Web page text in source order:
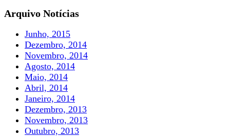
Arquivo Notícias
Junho, 2015
Dezembro, 2014
Novembro, 2014
Agosto, 2014
Maio, 2014
Abril, 2014
Janeiro, 2014
Dezembro, 2013
Novembro, 2013
Outubro, 2013